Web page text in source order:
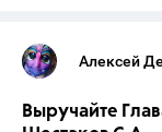
Алексей
Выручайте